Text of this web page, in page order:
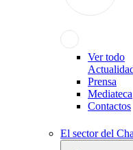
Ver todo
Prensa
Mediateca
Contactos
El sector del